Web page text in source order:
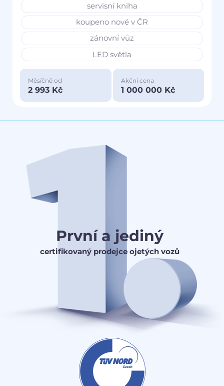
servisní kniha
koupeno nové v ČR
zánovní vůz
LED světla
Měsíčně od
2 993 Kč
Akční cena
1 000 000 Kč
První a jediný
certifikovaný prodejce ojetých vozů